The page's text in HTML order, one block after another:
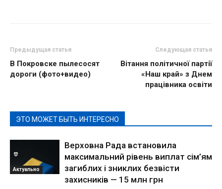
Предыдущая статья
В Покровске пылесосят
дороги (фото+видео)
Следующая статья
Вітання політичної партії
«Наш край» з Днем
працівника освіти
ЭТО МОЖЕТ БЫТЬ ИНТЕРЕСНО
Актуально
Верховна Рада встановила
максимальний рівень виплат сім’ям
загиблих і зниклих безвісти
захисників — 15 млн грн